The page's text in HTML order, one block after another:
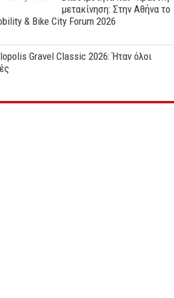
μετακίνηση: Στην Αθήνα το
& Bike City Forum 2026
Gravel Classic 2026: Ήταν όλοι